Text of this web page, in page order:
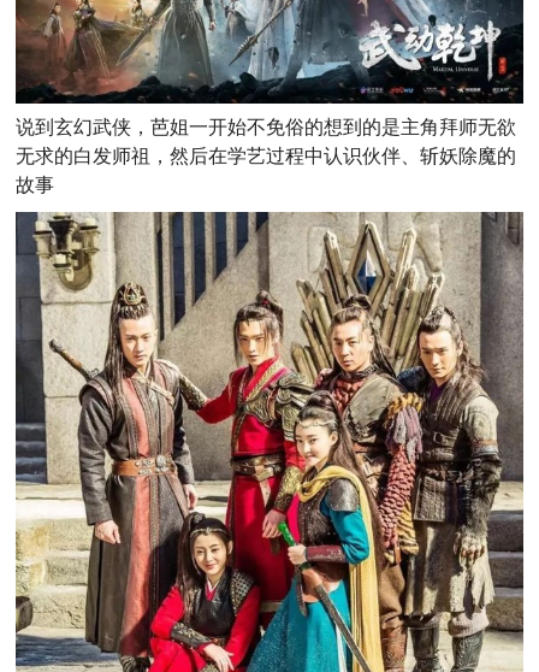
说到玄幻武侠，芭姐一开始不免俗的想到的是主角拜师无欲
无求的白发师祖，然后在学艺过程中认识伙伴、斩妖除魔的
故事